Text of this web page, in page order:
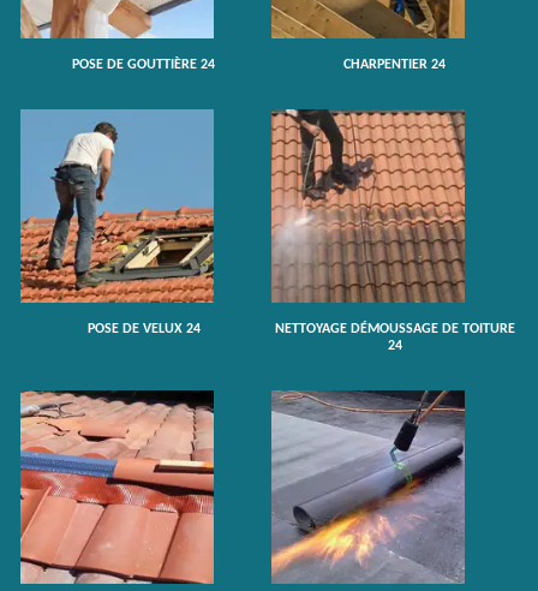
POSE DE GOUTTIÈRE 24 CHARPENTIER 24
POSE DE VELUX 24
NETTOYAGE DÉMOUSSAGE DE TOITURE
24